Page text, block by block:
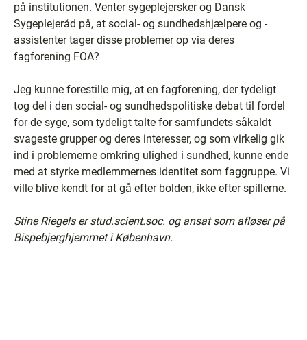
på institutionen. Venter sygeplejersker og Dansk
Sygeplejeråd på, at social- og sundhedshjælpere og -
assistenter tager disse problemer op via deres
fagforening FOA?
Jeg kunne forestille mig, at en fagforening, der tydeligt
tog del i den social- og sundhedspolitiske debat til fordel
for de syge, som tydeligt talte for samfundets såkaldt
svageste grupper og deres interesser, og som virkelig gik
ind i problemerne omkring ulighed i sundhed, kunne ende
med at styrke medlemmernes identitet som faggruppe. Vi
ville blive kendt for at gå efter bolden, ikke efter spillerne.
Stine Riegels er stud.scient.soc. og ansat som afløser på
Bispebjerghjemmet i København.